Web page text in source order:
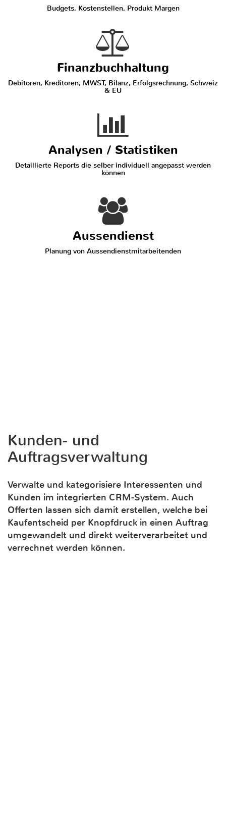
Budgets, Kostenstellen, Produkt Margen
Finanzbuchhaltung
Debitoren, Kreditoren, MWST, Bilanz, Erfolgsrechnung, Schweiz
& EU
Analysen / Statistiken
Detaillierte Reports die selber individuell angepasst werden
können
Aussendienst
Planung von Aussendienstmitarbeitenden
Kunden- und
Auftragsverwaltung
Verwalte und kategorisiere Interessenten und
Kunden im integrierten CRM-System. Auch
Offerten lassen sich damit erstellen, welche bei
Kaufentscheid per Knopfdruck in einen Auftrag
umgewandelt und direkt weiterverarbeitet und
verrechnet werden können.